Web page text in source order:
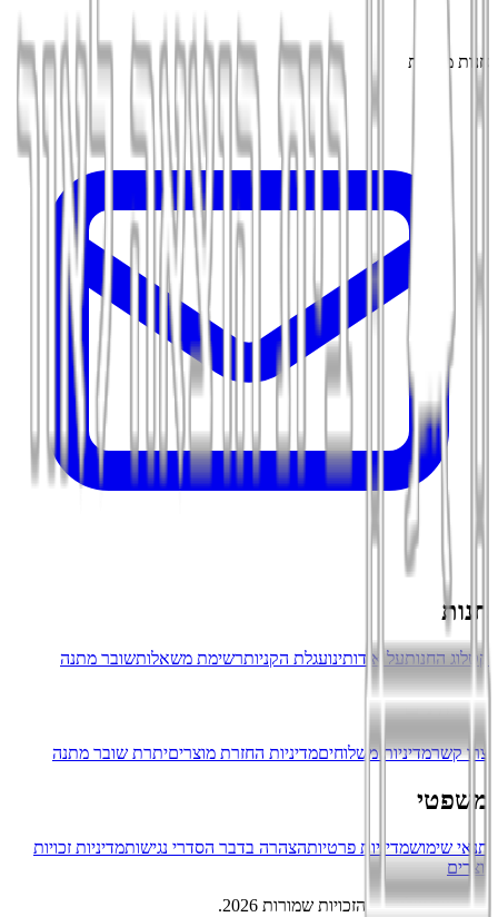
חנות מקוונת
חנות
קטלוג החנותעל אודותינועגלת הקניותרשימת משאלותשובר מתנה
שירותים
צרו קשרמדיניות משלוחיםמדיניות החזרת מוצריםיתרת שובר מתנה
משפטי
תנאי שימושמדיניות פרטיותהצהרה בדבר הסדרי נגישותמדיניות זכויות
יוצרים
© החנות שלנו.כל הזכויות שמורות 2026
.